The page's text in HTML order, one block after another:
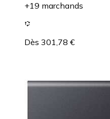
+19 marchands
Dès 301,78 €